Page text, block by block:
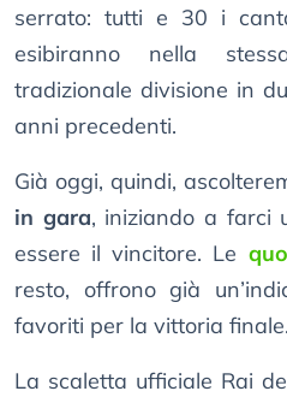
serrato: tutti e 30 i
esibiranno nella
tradizionale divisione in
anni precedenti.
Già oggi, quindi,
in gara, iniziando a farci
essere il vincitore. Le
resto, offrono già
favoriti per la vittoria finale.
La scaletta ufficiale Rai